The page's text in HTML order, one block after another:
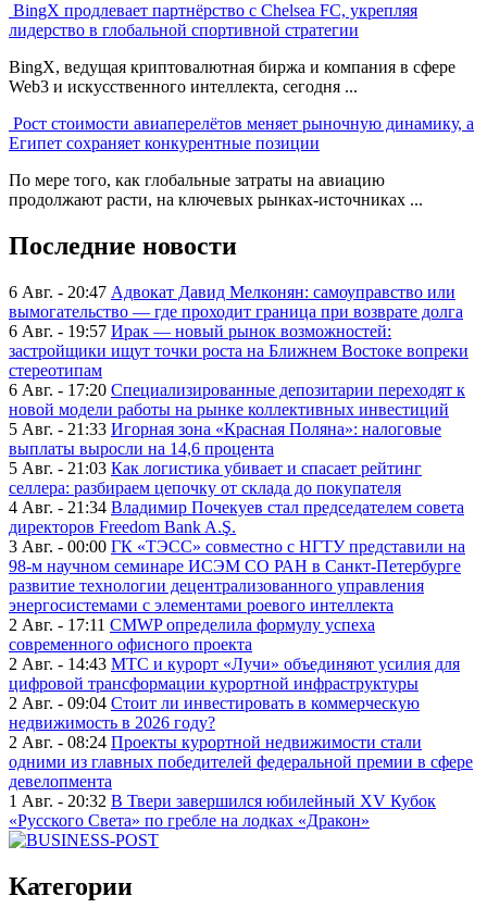
BingX продлевает партнёрство с Chelsea FC, укрепляя
лидерство в глобальной спортивной стратегии
BingX, ведущая криптовалютная биржа и компания в сфере
Web3 и искусственного интеллекта, сегодня ...
Рост стоимости авиаперелётов меняет рыночную динамику, а
Египет сохраняет конкурентные позиции
По мере того, как глобальные затраты на авиацию
продолжают расти, на ключевых рынках-источниках ...
Последние новости
6 Авг. - 20:47 Адвокат Давид Мелконян: самоуправство или
вымогательство — где проходит граница при возврате долга
6 Авг. - 19:57 Ирак — новый рынок возможностей:
застройщики ищут точки роста на Ближнем Востоке вопреки
стереотипам
6 Авг. - 17:20 Специализированные депозитарии переходят к
новой модели работы на рынке коллективных инвестиций
5 Авг. - 21:33 Игорная зона «Красная Поляна»: налоговые
выплаты выросли на 14,6 процента
5 Авг. - 21:03 Как логистика убивает и спасает рейтинг
селлера: разбираем цепочку от склада до покупателя
4 Авг. - 21:34 Владимир Почекуев стал председателем совета
директоров Freedom Bank A.Ş.
3 Авг. - 00:00 ГК «ТЭСС» совместно с НГТУ представили на
98-м научном семинаре ИСЭМ СО РАН в Санкт-Петербурге
развитие технологии децентрализованного управления
энергосистемами с элементами роевого интеллекта
2 Авг. - 17:11 CMWP определила формулу успеха
современного офисного проекта
2 Авг. - 14:43 МТС и курорт «Лучи» объединяют усилия для
цифровой трансформации курортной инфраструктуры
2 Авг. - 09:04 Стоит ли инвестировать в коммерческую
недвижимость в 2026 году?
2 Авг. - 08:24 Проекты курортной недвижимости стали
одними из главных победителей федеральной премии в сфере
девелопмента
1 Авг. - 20:32 В Твери завершился юбилейный XV Кубок
«Русского Света» по гребле на лодках «Дракон»
Категории